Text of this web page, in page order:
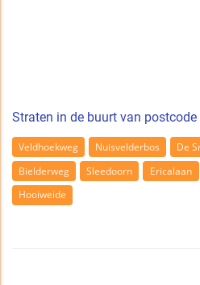
Straten in de buurt van postcode
Veldhoekweg Nuisvelderbos De
Bielderweg
Sleedoorn Ericalaan
Hooiweide